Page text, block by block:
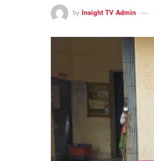
by Insight TV Admin